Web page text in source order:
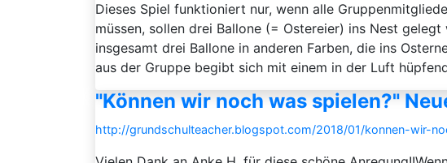
Dieses Spiel funktioniert nur, wenn alle
müssen, sollen drei Ballone (= Ostereier) ins Nest
insgesamt drei Ballone in anderen Farben, die ins
aus der Gruppe begibt sich mit einem in der Luft
"Können wir noch was spielen?"
http://grundschulteacher.blogspot.com/2018/01/konnen-wir-